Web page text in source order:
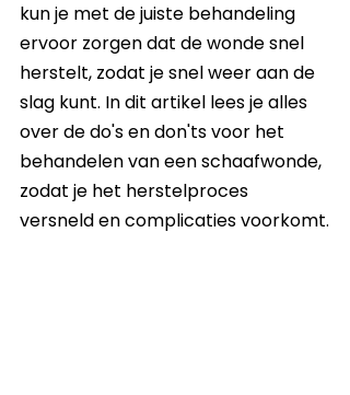
kun je met de juiste behandeling
ervoor zorgen dat de wonde snel
herstelt, zodat je snel weer aan de
slag kunt. In dit artikel lees je alles
over de do's en don'ts voor het
behandelen van een schaafwonde,
zodat je het herstelproces
versneld en complicaties voorkomt.